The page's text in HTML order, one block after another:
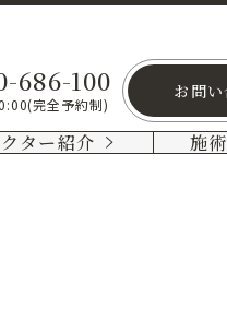
686-100
完全予約制)
お問
クター紹介 施